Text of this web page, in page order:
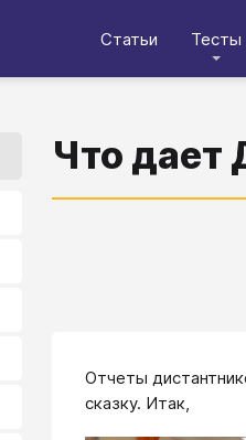
Статьи Тесты
Что дает
Отчеты
сказку. Итак,